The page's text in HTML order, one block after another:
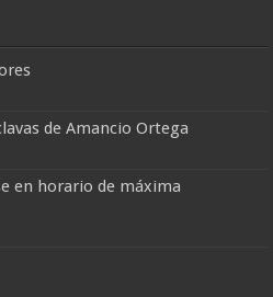
de Amancio Ortega
en horario de máxima